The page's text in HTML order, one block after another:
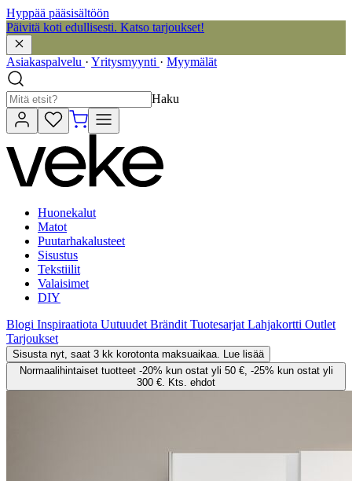
Hyppää pääsisältöön
Päivitä koti edullisesti. Katso tarjoukset!
Asiakaspalvelu · Yritysmyynti · Myymälät
Haku
Huonekalut
Matot
Puutarhakalusteet
Sisustus
Tekstiilit
Valaisimet
DIY
Blogi Inspiraatiota Uutuudet Brändit Tuotesarjat Lahjakortti Outlet
Tarjoukset
Sisusta nyt, saat 3 kk korotonta maksuaikaa. Lue lisää
Normaalihintaiset tuotteet -20% kun ostat yli 50 €, -25% kun ostat yli
300 €. Kts. ehdot